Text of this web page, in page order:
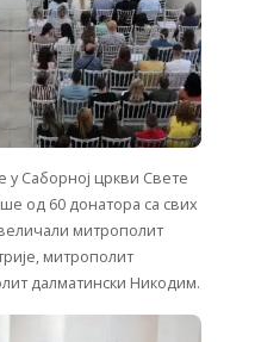
у Саборној цркви Свете
од 60 донатора са свих
митрополит
митрополит
далматински Никодим.